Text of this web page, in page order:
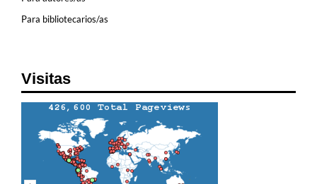
Para bibliotecarios/as
Visitas